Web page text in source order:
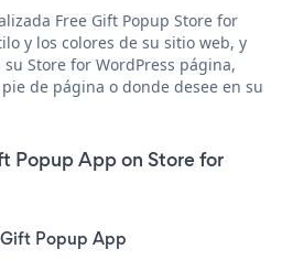
Free Gift Popup Store for
y los colores de su sitio web, y
Store for WordPress página,
de página o donde desee en su
Popup App on Store for
Popup App